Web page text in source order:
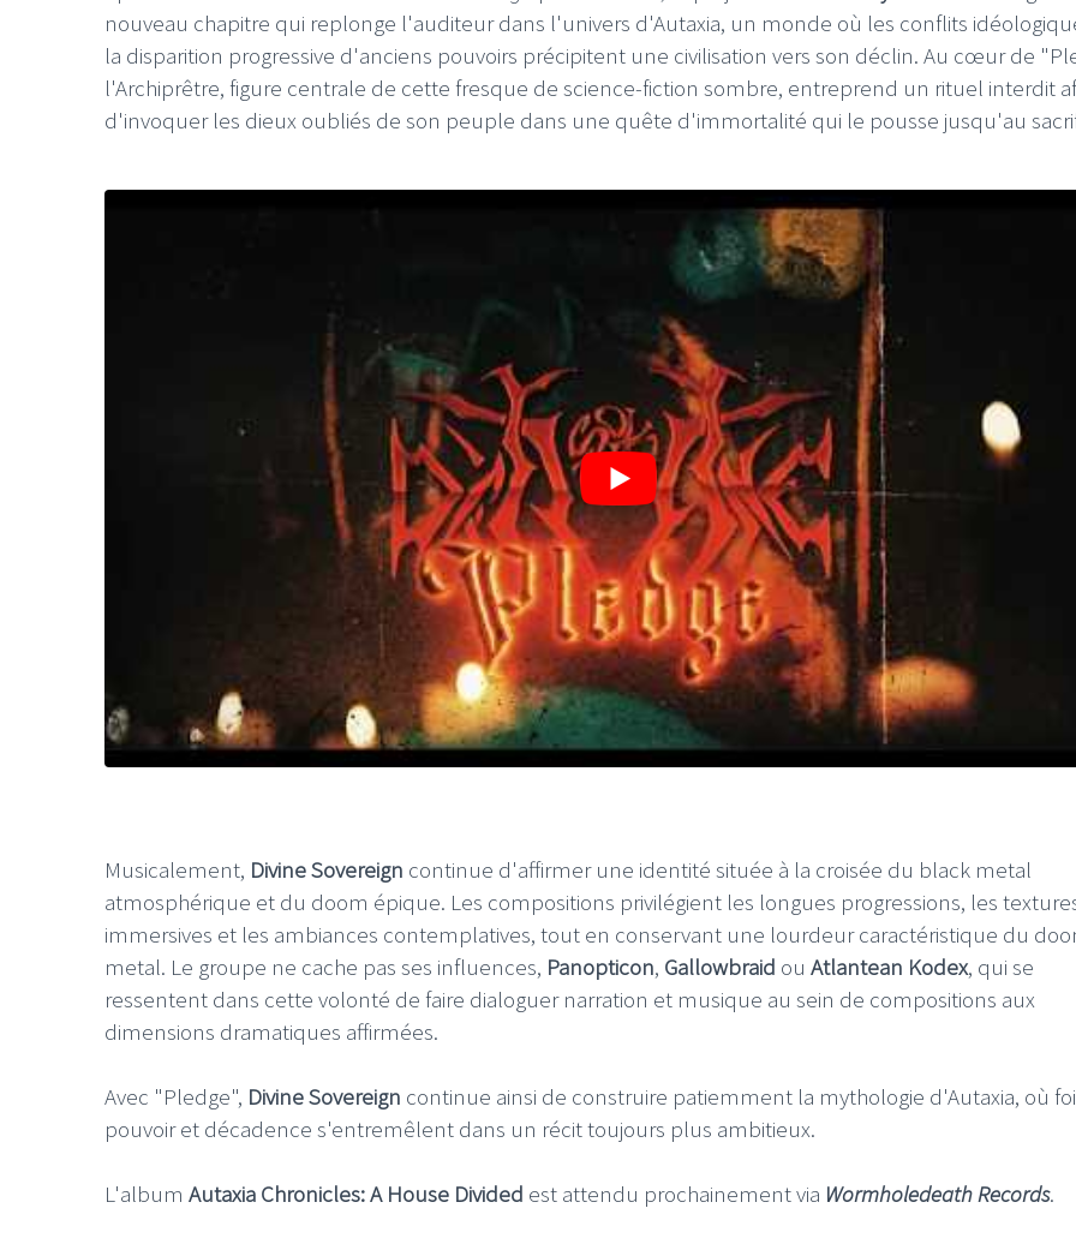
nouveau chapitre qui replonge l'auditeur dans l'univers d'Autaxia, un monde où les conflits
la disparition progressive d'anciens pouvoirs précipitent une civilisation vers son déclin. Au cœur de
l'Archiprêtre, figure centrale de cette fresque de science-fiction sombre, entreprend un rituel interdit
d'invoquer les dieux oubliés de son peuple dans une quête d'immortalité qui le pousse jusqu'au
Musicalement, Divine Sovereign continue d'affirmer une identité située à la croisée du black metal
atmosphérique et du doom épique. Les compositions privilégient les longues progressions, les
immersives et les ambiances contemplatives, tout en conservant une lourdeur caractéristique du
metal. Le groupe ne cache pas ses influences, Panopticon, Gallowbraid ou Atlantean Kodex, qui se
ressentent dans cette volonté de faire dialoguer narration et musique au sein de compositions aux
dimensions dramatiques affirmées.
Avec "Pledge", Divine Sovereign continue ainsi de construire patiemment la mythologie d'Autaxia, où
pouvoir et décadence s'entremêlent dans un récit toujours plus ambitieux.
L'album Autaxia Chronicles: A House Divided est attendu prochainement via Wormholedeath Records.
LE GROS RIFFIFI
LE GROS RIFFIFI –
Christmas Riffifi 2025 !!!
LE GROS RIFFIFI –